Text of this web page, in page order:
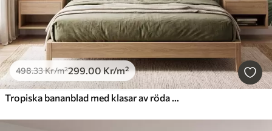
498.33Kr/m²299.00Kr/m²
Tropiska bananblad med klasar av röda kaffebär, i akvarellstil